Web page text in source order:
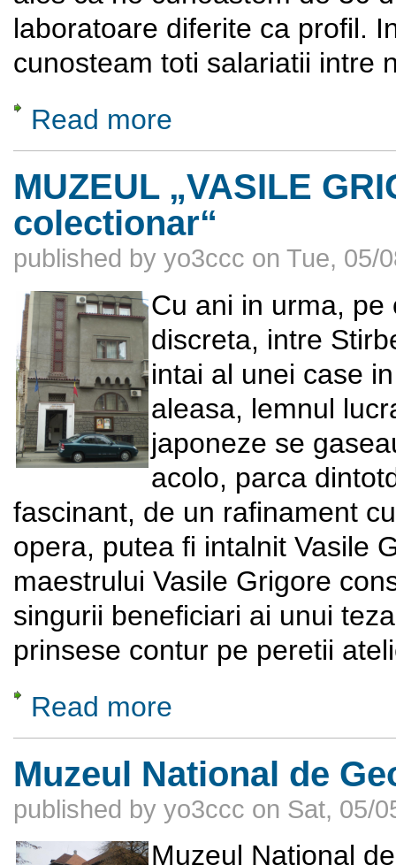
laboratoare diferite ca profil.
cunosteam toti salariatii intre
Read more
MUZEUL „VASILE
colectionar“
published by yo3ccc on Tue, 05/
Cu ani in urma,
discreta, intre
intai al unei case
aleasa, lemnul
japoneze se
acolo, parca
fascinant, de un rafinament
opera, putea fi intalnit Vasile
maestrului Vasile Grigore
singurii beneficiari ai unui
prinsese contur pe peretii
Read more
Muzeul National de
published by yo3ccc on Sat, 05/
Muzeul National